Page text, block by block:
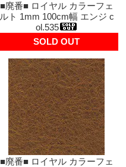
■廃番■ ロイヤル カラーフェ
ルト 1mm 100cm幅 エンジ c
ol.535
SOLD OUT
■廃番■ ロイヤル カラーフェ